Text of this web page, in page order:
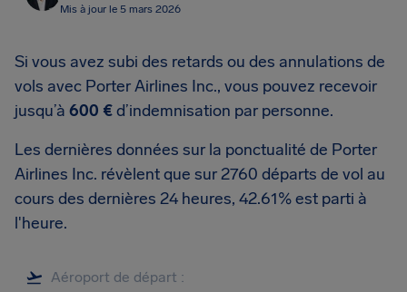
Mis à jour le 5 mars 2026
Si vous avez subi des retards ou des annulations de
vols avec Porter Airlines Inc., vous pouvez recevoir
jusqu’à 600 €d’indemnisation par personne.
Les dernières données sur la ponctualité de Porter
Airlines Inc. révèlent que sur 2760 départs de vol au
cours des dernières 24 heures, 42.61% est parti à
l'heure.